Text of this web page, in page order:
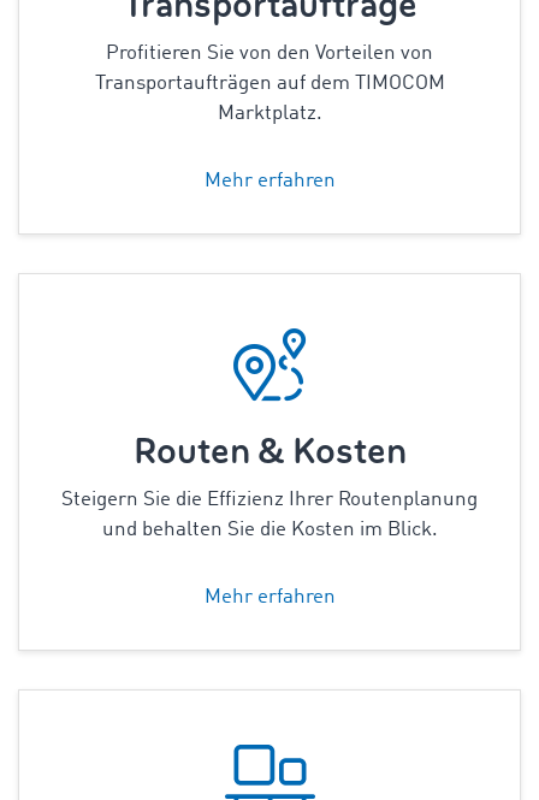
Profitieren Sie von den Vorteilen von
Transportaufträgen auf dem TIMOCOM
Marktplatz.
Mehr erfahren
Routen & Kosten
Steigern Sie die Effizienz Ihrer Routenplanung
und behalten Sie die Kosten im Blick.
Mehr erfahren